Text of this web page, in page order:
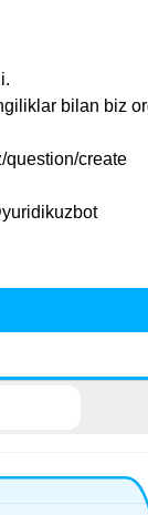
bilan biz
question/create